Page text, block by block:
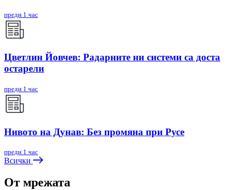
преди 1 час
Цветлин Йовчев: Радарните ни системи са доста
остарели
преди 1 час
Нивото на Дунав: Без промяна при Русе
преди 1 час
Всички
От мрежата